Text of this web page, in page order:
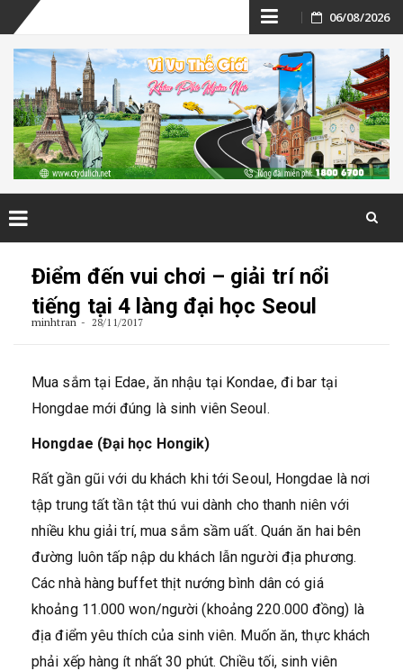
Skip
to
content
06/08/2026
Điểm đến vui chơi – giải trí nổi
tiếng tại 4 làng đại học Seoul
minhtran 28/11/2017
Mua sắm tại Edae, ăn nhậu tại Kondae, đi bar tại
Hongdae mới đúng là sinh viên Seoul.
Hongdae (Đại học Hongik)
Rất gần gũi với du khách khi tới Seoul, Hongdae là nơi
tập trung tất tần tật thú vui dành cho thanh niên với
nhiều khu giải trí, mua sắm sầm uất. Quán ăn hai bên
đường luôn tấp nập du khách lẫn người địa phương.
Các nhà hàng buffet thịt nướng bình dân có giá
khoảng 11.000 won/người (khoảng 220.000 đồng) là
địa điểm yêu thích của sinh viên. Muốn ăn, thực khách
phải xếp hàng ít nhất 30 phút. Chiều tối, sinh viên